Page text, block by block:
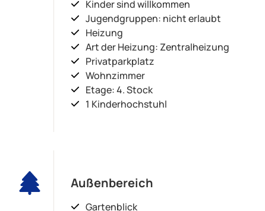
Kinder sind willkommen
Jugendgruppen: nicht erlaubt
Heizung
Art der Heizung: Zentralheizung
Privatparkplatz
Wohnzimmer
Etage: 4. Stock
1 Kinderhochstuhl
Außenbereich
Gartenblick